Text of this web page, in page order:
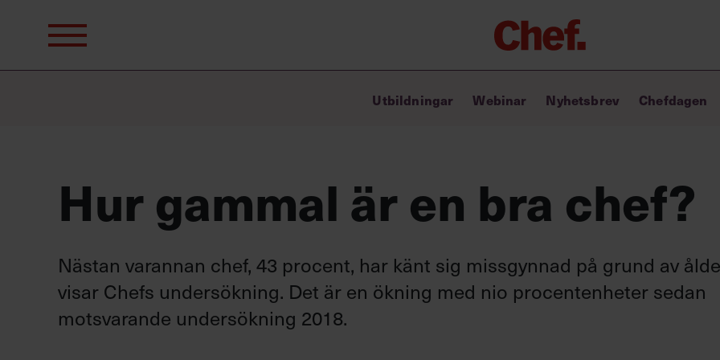
efter: Chefakademin+
Lyft ditt ledarskap med C+
Ledarskapstest
Chef GPT – din chefsassistent i
Utbildningar Webinar Nyhetsbrev Chefdagen
Hur gammal är en bra chef?
Nästan varannan chef, 43 procent, har känt sig missgynnad på grund av
visar Chefs undersökning. Det är en ökning med nio procentenheter sedan
motsvarande undersökning 2018.